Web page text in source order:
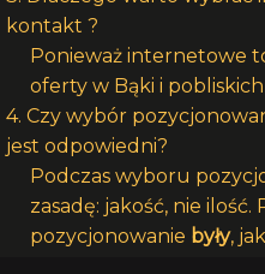
kontakt ?
Ponieważ internetowe
oferty w Bąki i
4. Czy wybór
jest odpowiedni?
Podczas wyboru
zasadę: jakość, nie
pozycjonowanie były,